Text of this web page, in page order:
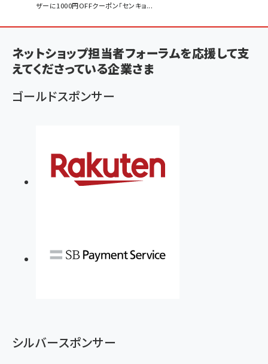
く
ず
ザーに1000円OFFクーポン「センキョ...
ネットショップ担当者フォーラムを応援して支
えてくださっている企業さま
ゴールドスポンサー
シルバースポンサー